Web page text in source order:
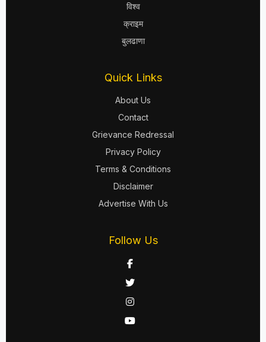
विश्व
क्राइम
बुलढाणा
Quick Links
About Us
Contact
Grievance Redressal
Privacy Policy
Terms & Conditions
Disclaimer
Advertise With Us
Follow Us